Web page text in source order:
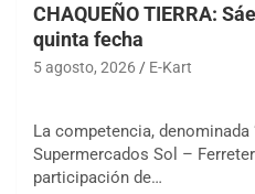
CHAQUEÑO TIERRA:
quinta fecha
5 agosto, 2026 E-Kart
La competencia, denominada
Supermercados Sol –
participación de…